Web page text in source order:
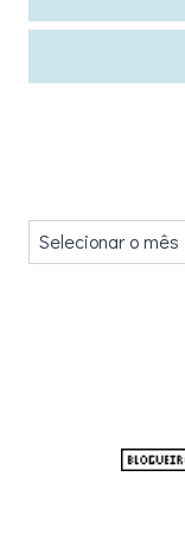
Arquivos